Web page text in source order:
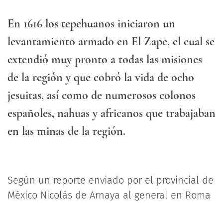
En 1616 los tepehuanos iniciaron un
levantamiento armado en El Zape, el cual se
extendió muy pronto a todas las misiones
de la región y que cobró la vida de ocho
jesuitas, así como de numerosos colonos
españoles, nahuas y africanos que trabajaban
en las minas de la región.
Según un reporte enviado por el provincial de
México Nicolás de Arnaya al general en Roma